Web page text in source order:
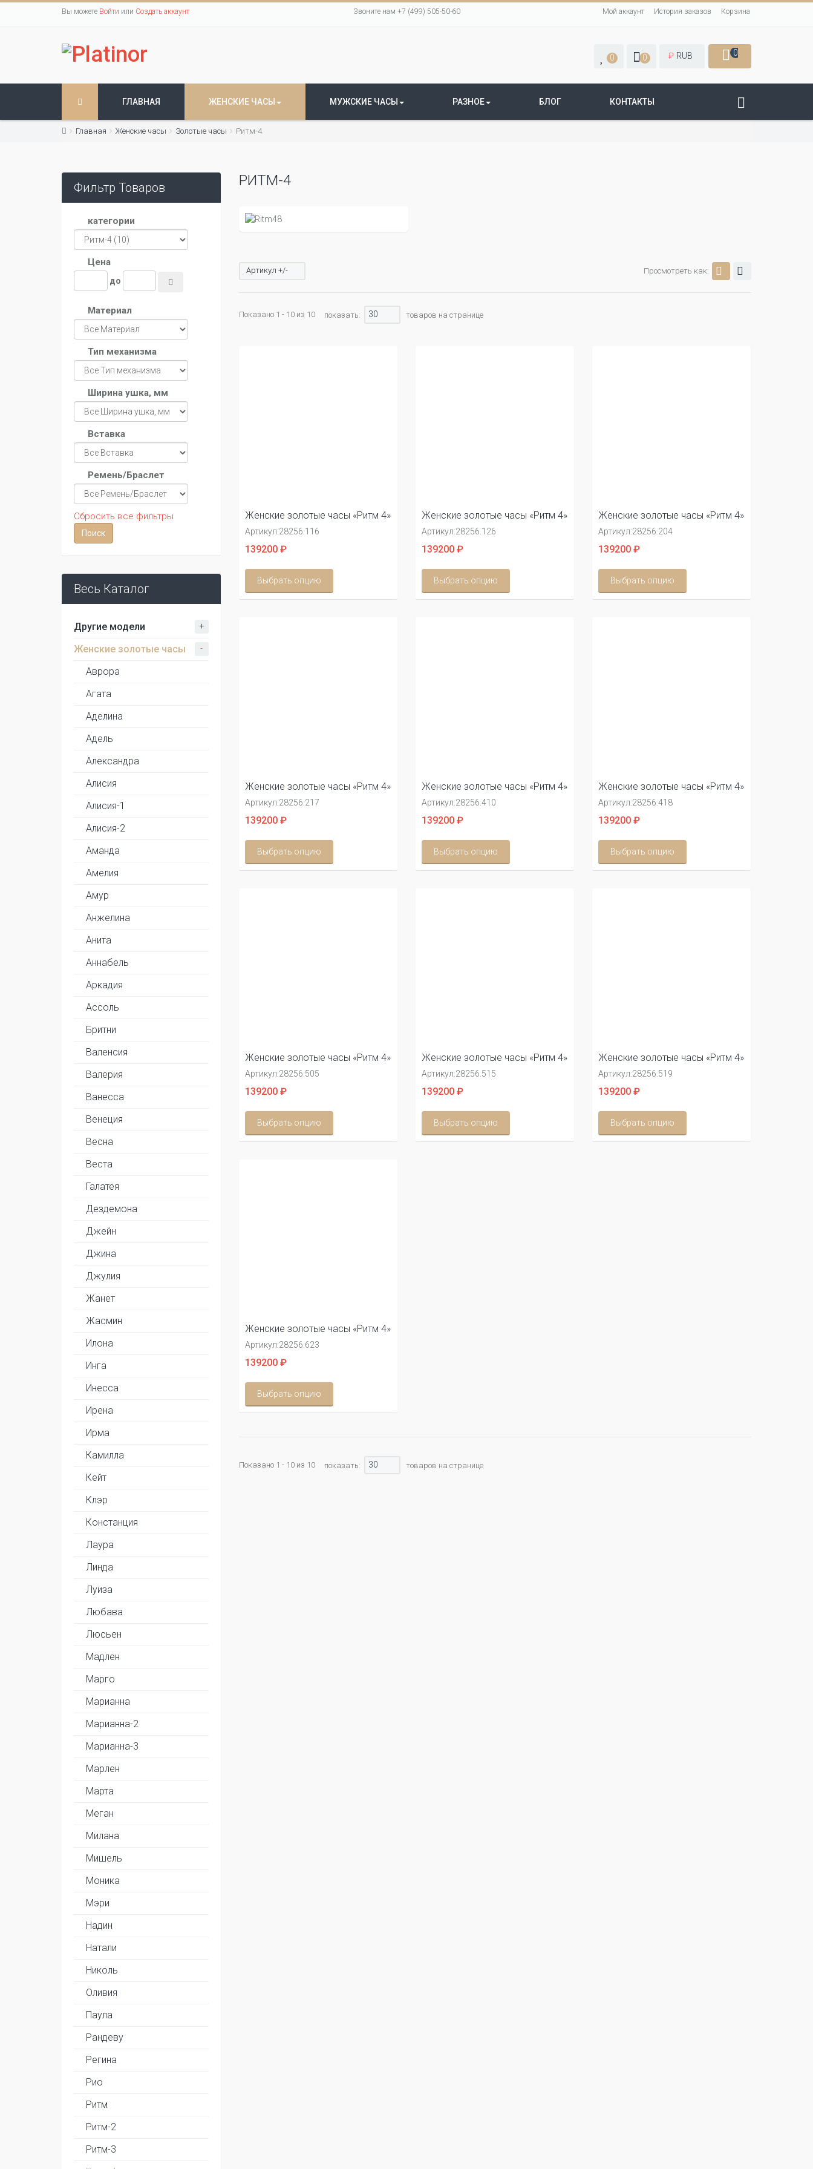
Вы можете Войти или Создать аккаунт Звоните нам +7 (499) 505-50-60 Мой аккаунт История заказов Корзина
0 0 ₽ RUB 0
ГЛАВНАЯ ЖЕНСКИЕ ЧАСЫ МУЖСКИЕ ЧАСЫ РАЗНОЕ БЛОГ КОНТАКТЫ
Главная Женские часы Золотые часы Ритм-4
Фильтр Товаров
категории
Цена
до
Материал
Тип механизма
Ширина ушка, мм
Вставка
Ремень/Браслет
Сбросить все фильтры
Весь Каталог
Другие модели +
Женские золотые часы -
Аврора
Агата
Аделина
Адель
Александра
Алисия
Алисия-1
Алисия-2
Аманда
Амелия
Амур
Анжелина
Анита
Аннабель
Аркадия
Ассоль
Бритни
Валенсия
Валерия
Ванесса
Венеция
Весна
Веста
Галатея
Дездемона
Джейн
Джина
Джулия
Жанет
Жасмин
Илона
Инга
Инесса
Ирена
Ирма
Камилла
Кейт
Клэр
Констанция
Лаура
Линда
Луиза
Любава
Люсьен
Мадлен
Марго
Марианна
Марианна-2
Марианна-3
Марлен
Марта
Меган
Милана
Мишель
Моника
Мэри
Надин
Натали
Николь
Оливия
Паула
Рандеву
Регина
Рио
Ритм
Ритм-2
Ритм-3
РИТМ-4
Просмотреть как:
Артикул +/-
Показано 1 - 10 из 10 показать: 30 товаров на странице
Женские золотые часы «Ритм 4»
Артикул:28256.116
139200 ₽
Выбрать опцию
Женские золотые часы «Ритм 4»
Артикул:28256.126
139200 ₽
Выбрать опцию
Женские золотые часы «Ритм 4»
Артикул:28256.204
139200 ₽
Выбрать опцию
Женские золотые часы «Ритм 4»
Артикул:28256.217
139200 ₽
Выбрать опцию
Женские золотые часы «Ритм 4»
Артикул:28256.410
139200 ₽
Выбрать опцию
Женские золотые часы «Ритм 4»
Артикул:28256.418
139200 ₽
Выбрать опцию
Женские золотые часы «Ритм 4»
Артикул:28256.505
139200 ₽
Выбрать опцию
Женские золотые часы «Ритм 4»
Артикул:28256.515
139200 ₽
Выбрать опцию
Женские золотые часы «Ритм 4»
Артикул:28256.519
139200 ₽
Выбрать опцию
Женские золотые часы «Ритм 4»
Артикул:28256.623
139200 ₽
Выбрать опцию
Показано 1 - 10 из 10 показать: 30 товаров на странице